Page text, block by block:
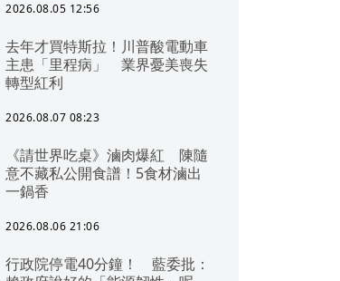
2026.08.05 12:56
去年才買特斯拉！川普酸電動車
主患「里程病」 業界憂美喪失
轉型紅利
2026.08.07 08:23
《請世界吃桌》滷肉爆紅 陳隨
意不藏私公開食譜！5食材滷出
一鍋香
2026.08.06 21:06
行政院停電40分鐘！ 藍委批：